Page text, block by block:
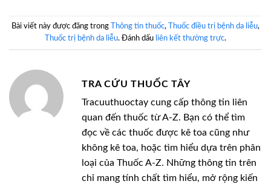
Bài viết này được đăng trong Thông tin thuốc, Thuốc điều trị bệnh da liễu,
Thuốc trị bệnh da liễu. Đánh dấu liên kết thường trực.
TRA CỨU THUỐC TÂY
Tracuuthuoctay cung cấp thông tin liên
quan đến thuốc từ A-Z. Bạn có thể tìm
đọc về các thuốc được kê toa cũng như
không kê toa, hoặc tìm hiểu dựa trên phân
loại của Thuốc A-Z. Những thông tin trên
chỉ mang tính chất tìm hiểu, mở rộng kiến